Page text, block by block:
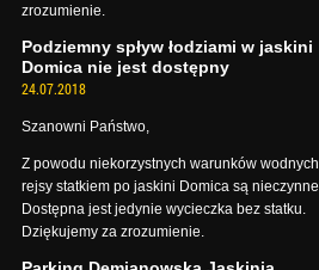
zrozumienie.
Podziemny spływ łodziami w jaskini
Domica nie jest dostępny
24.07.2018
Szanowni Państwo,
Z powodu niekorzystnych warunków wodnych,
rejsy statkiem po jaskini Domica są nieczynne.
Dostępna jest jedynie wycieczka bez statku.
Dziękujemy za zrozumienie.